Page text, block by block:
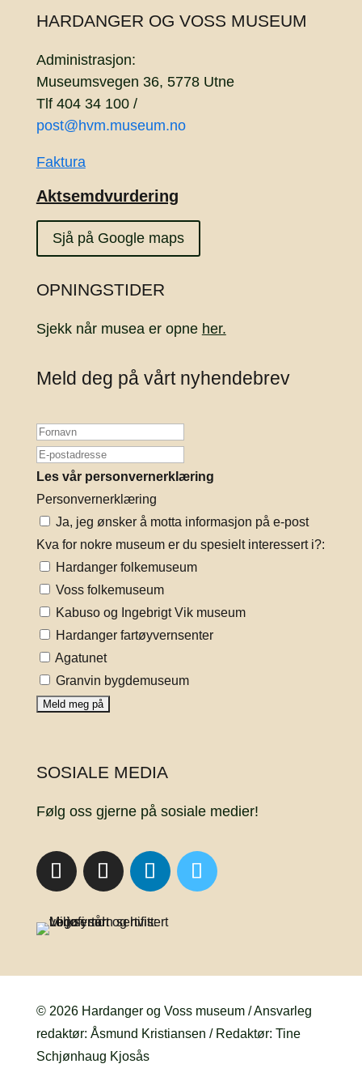
HARDANGER OG VOSS MUSEUM
Administrasjon:
Museumsvegen 36, 5778 Utne
Tlf 404 34 100 /
post@hvm.museum.no
Faktura
Aktsemdvurdering
Sjå på Google maps
OPNINGSTIDER
Sjekk når musea er opne her.
Meld deg på vårt nyhendebrev
Les vår personvernerklæring
Personvernerklæring
Ja, jeg ønsker å motta informasjon på e-post
Kva for nokre museum er du spesielt interessert i?:
Hardanger folkemuseum
Voss folkemuseum
Kabuso og Ingebrigt Vik museum
Hardanger fartøyvernsenter
Agatunet
Granvin bygdemuseum
SOSIALE MEDIA
Følg oss gjerne på sosiale medier!
© 2026 Hardanger og Voss museum / Ansvarleg
redaktør: Åsmund Kristiansen / Redaktør: Tine
Schjønhaug Kjosås